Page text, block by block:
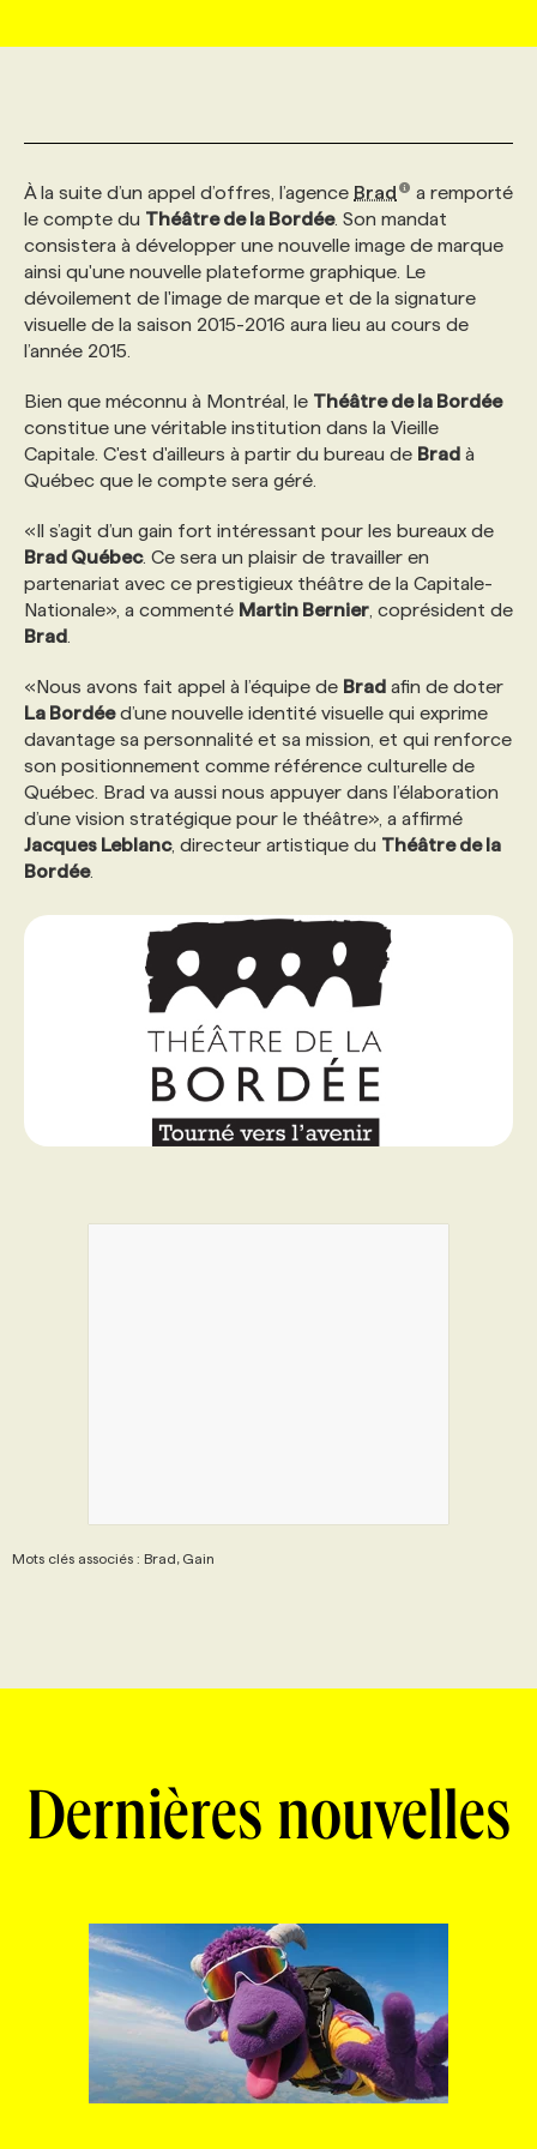
AFFAIRES DE L'INDUSTRIE
INITIATIVES NUMÉRIQUES
PRIX ET DISTINCTIONS
WEB & MÉDIAS SOCIAUX
MARKETING DURABLE
GEO/SEO
NOS AUTEUR‧RICES
INFOLETTRE PUBLICITÉ
ANNONCEZ AVEC NOUS
CONSULTER LA CVTHÈQUE
PROFIL ENTREPRISE
FAQ
VOIR LES OFFRES
PROFIL CANDIDAT
FAQ
ANNONCEZ AVEC NOUS
NOS FORMATIONS EN LIGNE
NOS PARCOURS DE FORMATIONS
FORMATIONS PERSONNALISÉES
POURQUOI CHOISIR NOS FORMATIONS
PROGRAMMES DE SUBVENTIONS
ANNONCEZ AVEC NOUS
CHASSE DE TÊTE
SERVICE DE CHASSE DE TÊTE
NOS TARIFS
FAQ
À la suite d’un appel d’offres, l’agence Brad
a remporté
le compte du Théâtre de la Bordée. Son mandat
consistera à développer une nouvelle image de marque
ainsi qu'une nouvelle plateforme graphique. Le
dévoilement de l'image de marque et de la signature
visuelle de la saison 2015-2016 aura lieu au cours de
l’année 2015.
Bien que méconnu à Montréal, le Théâtre de la Bordée
constitue une véritable institution dans la Vieille
Capitale. C'est d'ailleurs à partir du bureau de Brad à
Québec que le compte sera géré.
«Il s’agit d’un gain fort intéressant pour les bureaux de
Brad Québec. Ce sera un plaisir de travailler en
partenariat avec ce prestigieux théâtre de la Capitale-
Nationale», a commenté Martin Bernier , coprésident de
Brad
«Nous avons fait appel à l’équipe de Brad afin de doter
La Bordéed’une nouvelle identité visuelle qui exprime
davantage sa personnalité et sa mission, et qui renforce
son positionnement comme référence culturelle de
Québec. Brad va aussi nous appuyer dans l’élaboration
d’une vision stratégique pour le théâtre», a affirmé
Jacques Leblanc, directeur artistique du Théâtre de la
Bordée.
Mots clés associés : Brad, Gain
Dernières nouvelles